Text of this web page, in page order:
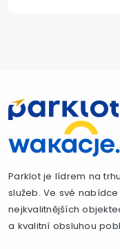
Parklot je lídrem na
služeb. Ve své
nejkvalitnějších
a kvalitní obsluhou